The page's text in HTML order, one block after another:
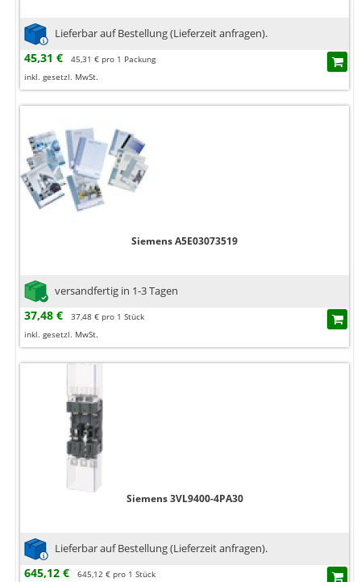
Lieferbar auf Bestellung (Lieferzeit anfragen).
45,31 €
45,31 € pro 1 Packung
inkl. gesetzl. MwSt.
Siemens A5E03073519
versandfertig in 1-3 Tagen
37,48 €
37,48 € pro 1 Stück
inkl. gesetzl. MwSt.
Siemens 3VL9400-4PA30
Lieferbar auf Bestellung (Lieferzeit anfragen).
645,12 €
645,12 € pro 1 Stück